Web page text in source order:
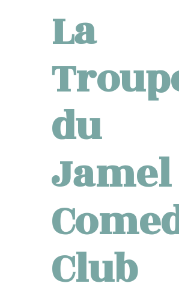
La
du
Jamel
Club